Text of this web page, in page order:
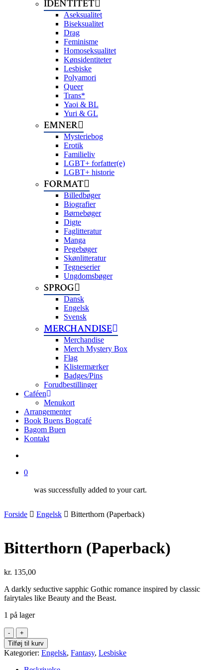
IDENTITET
Aseksualitet
Biseksualitet
Drag
Feminisme
Homoseksualitet
Kønsidentiteter
Lesbiske
Polyamori
Queer
Trans*
Yaoi & BL
Yuri & GL
EMNER
Mysteriebog
Erotik
Familieliv
LGBT+ forfatter(e)
LGBT+ historie
FORMAT
Billedbøger
Biografier
Børnebøger
Digte
Faglitteratur
Manga
Pegebøger
Skønlitteratur
Tegneserier
Ungdomsbøger
SPROG
Dansk
Engelsk
Svensk
MERCHANDISE
Merchandise
Merch Mystery Box
Flag
Klistermærker
Badges/Pins
Forudbestillinger
Caféen
Menukort
Arrangementer
Book Buens Bogcafé
Bagom Buen
Kontakt
0
was successfully added to your cart.
Forside Engelsk Bitterthorn (Paperback)
Bitterthorn (Paperback)
kr. 135,00
A darkly seductive sapphic Gothic romance inspired by classic
fairytales like Beauty and the Beast.
1 på lager
Bitterthorn
(Paperback)
antal
Tilføj til kurv
Kategorier: Engelsk, Fantasy, Lesbiske